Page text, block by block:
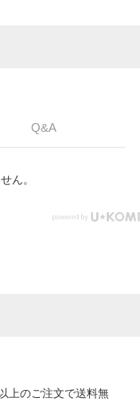
Q&A
ん。
上のご注文で送料無